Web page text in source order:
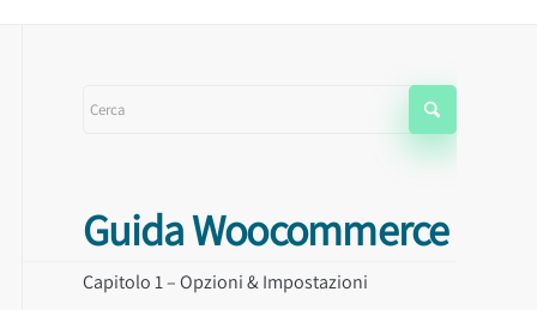
Guida Woocommerce
Capitolo 1 – Opzioni & Impostazioni